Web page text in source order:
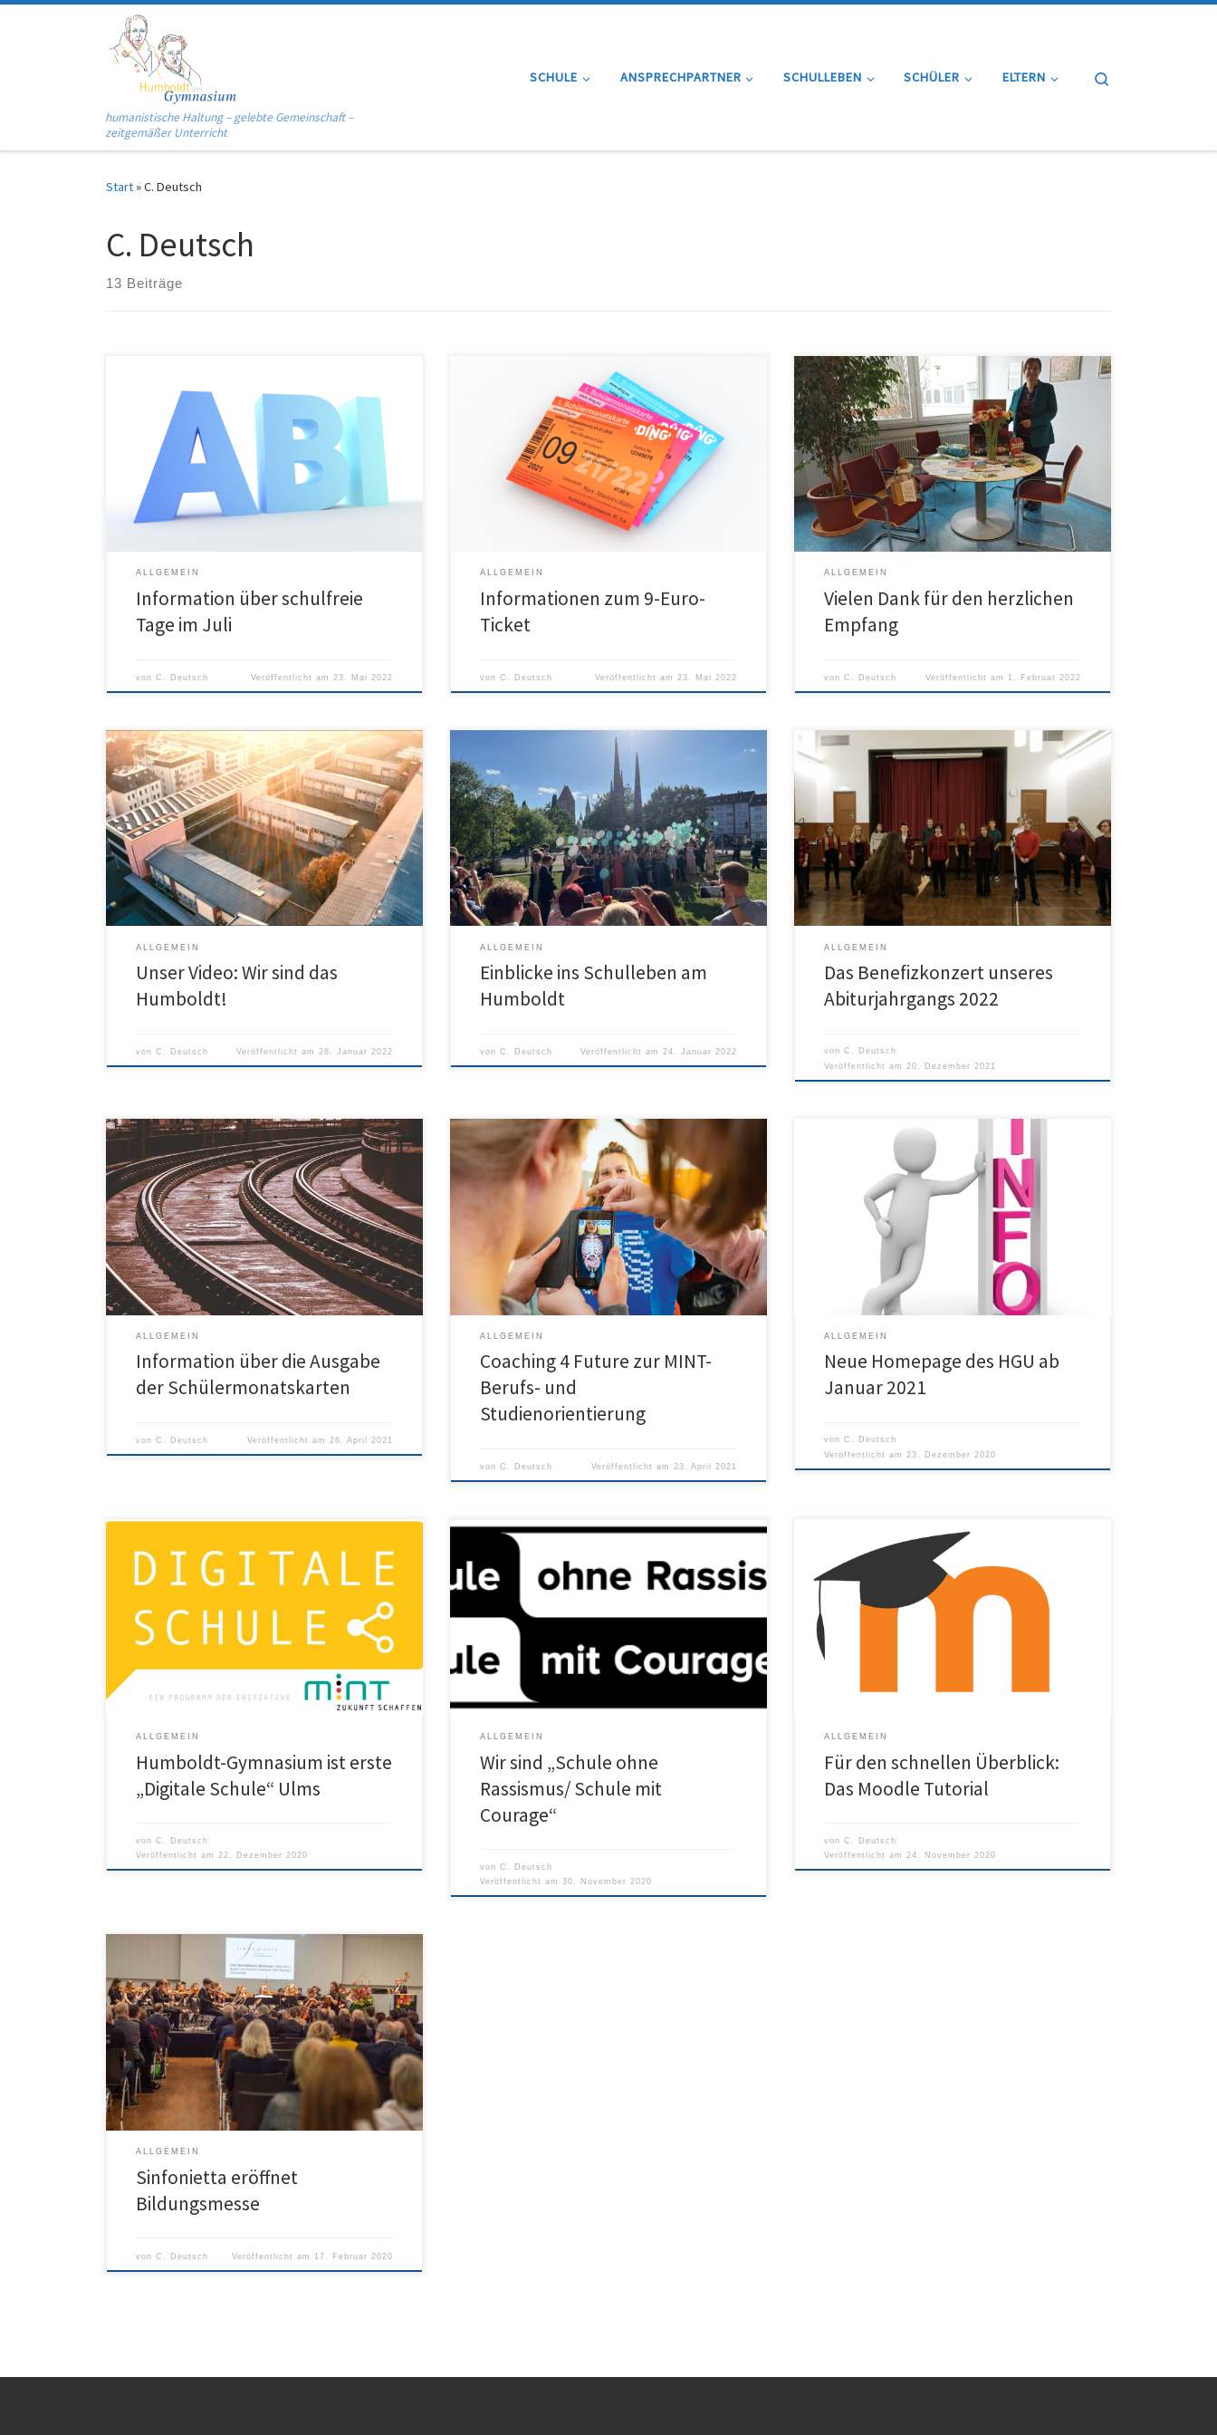
Zum Inhalt springen
humanistische Haltung – gelebte Gemeinschaft –
zeitgemäßer Unterricht
SCHULE ANSPRECHPARTNER SCHULLEBEN SCHÜLER ELTERN
Start»C. Deutsch
C. Deutsch
13 Beiträge
Liebe Schülerinnen und Schüler, liebe Eltern, das
mündliche Abitur naht und mit ihm die organisatorische
Herausforderung, alle Prüfungen mit jeweils doppelter
Lehrkräftebesetzung und mit Vorbereitungsräumen
etc. zu organisieren. Wie in den vergangenen Jahren
werden wir deshalb am ersten Tag des mündlichen
Abiturs – Montag, 27.06.2022 – keinen regulären
Unterricht an […]
ALLGEMEIN
Information über schulfreie
Tage im Juli
vonC. Deutsch Veröffentlicht am 23. Mai 2022
Das 9-Euro-Ticket wird auch Auswirkungen auf die
Schülermonatskarten haben. Wie man an das Ticket
kommt, was man als Monatskarteninhaber oder
Schülermonatskarteninhaber machen muss, kann man
in folgendem Informationsschreiben von DING
nachlesen:
ALLGEMEIN
Informationen zum 9-Euro-
Ticket
vonC. Deutsch Veröffentlicht am 23. Mai 2022
Am 01.02.2022 trete ich nun auch offiziell das Amt als
neue Schulleiterin des Humboldt-Gymnasiums an. An
dieser Stelle möchte ich mich zunächst für den
herzlichen Empfang bedanken, der mir durch die
ganze Schulgemeinschaft des Humboldt bereitet
worden ist. Herzlichen Dank für die zahlreichen
Glückwünsche und Geschenke – sie haben mir […]
ALLGEMEIN
Vielen Dank für den herzlichen
Empfang
vonC. Deutsch Veröffentlicht am 1. Februar 2022
Wir sind das Humboldt – und wir laden alle herzlich
ein, durch dieses Video einen ersten Einblick ins
Humboldt-Gymnasium Ulm zu bekommen. Tolle
Schülerinnen und Schüler, engagierte Lehrerinnen und
Lehrer, ein gutes Verhältnis zu den Eltern und
vielfältige Aktivitäten im und außerhalb des Unterrichts
zeichnen uns aus. Dieser Film unserer […]
ALLGEMEIN
Unser Video: Wir sind das
Humboldt!
vonC. Deutsch Veröffentlicht am 28. Januar 2022
Genauso wichtig wie der Unterricht an sich ist das
gemeinsame Erlebnis. An unserer Schule läuft so vieles
- vom Klettern in der Halle bis zur Exkursion ins
Museum. Hier wollen wir nur einige Impressionen der
vergangenen Monate veröffentlichen - dieser Blog
wird fortlaufen aktualisiert.
ALLGEMEIN
Einblicke ins Schulleben am
Humboldt
vonC. Deutsch Veröffentlicht am 24. Januar 2022
Unser Abiturjahrgang 2022 hat in Eigenregie ein
Benefizkonzert auf die Beine gestellt. Wie bei so
vielen kulturellen Veranstaltungen musste dann ohne
Publikum gespielt werden – um aber dennoch unsere
Schulgemeinschaft und alle Musikbegeisterten daran
teilhaben zu lassen, wurde das Konzert
aufgezeichnet. Viel Vergnügen!
ALLGEMEIN
Das Benefizkonzert unseres
Abiturjahrgangs 2022
vonC. Deutsch
Veröffentlicht am20. Dezember 2021
Wichtige Info! An alle Erziehungsberechtigten welche
die Schülermonatskarten für das 2. Schulhalbjahr 2021
(März – Juli 2021) bisher noch nicht im Sekretariat
abgeholt haben. Bitte holen Sie die
Schülermonatskarten bis spätestens 28.04.2021 im
Sekretariat ab. Abholzeit: Montag – Freitag 8:00 – 13.00
Uhr. Sollte eine Abholung bis zum 28.04.2021 nicht
möglich sein, […]
ALLGEMEIN
Information über die Ausgabe
der Schülermonatskarten
vonC. Deutsch Veröffentlicht am 26. April 2021
Am Dienstag, den 27.4.2021 findet die Veranstaltung
Coaching4Future zur MINT-Berufs- und
Studienorientierung für die JS1 online statt. Hier ein
Auszug aus der unten vollständig abrufbaren
Pressemitteilung: VIRTUELLE BERUFSORIENTIERUNG IN
ULM:MIT COACHING4FUTURE TECHNOLOGIEN UND
BERUFE FÜR MORGEN ERLEBEN Wie sehen die Städte
der Zukunft aus? Warum hilft ein Zufallsprodukt beim
Reinigen […]
ALLGEMEIN
Coaching 4 Future zur MINT-
Berufs- und
Studienorientierung
vonC. Deutsch Veröffentlicht am 23. April 2021
Das neue Jahr steht vor der Tür und auch an unserer
Schule finden laufend Veränderungen statt. Eine
davon sehen Sie vor sich: Unsere neue Homepage löst
die alte – etwas in die Jahre gekommene – Seite ab.
Auch wenn wir versucht haben, alles möglichst
reibungslos umzuziehen, bleibt nicht aus, dass […]
ALLGEMEIN
Neue Homepage des HGU ab
Januar 2021
vonC. Deutsch
Veröffentlicht am23. Dezember 2020
Erste Ulmer Schule mit der Auszeichnung „Digitale
Schule“ Das Humboldt-Gymnasium ist die erste Schule
Ulms, die mit dem Titel „Digitale Schule“ der „Initiative
MINT Zukunft schaffen“ ausgezeichnet worden ist. Seit
Beginn des Schuljahres 2019/20 arbeitete eine
Gruppe aus Lehrerinnen und Lehrern daran, den „Ist-
Zustand“ unserer Ausstattung zu sichten, auf
Funktionalität […]
ALLGEMEIN
Humboldt-Gymnasium ist erste
„Digitale Schule“ Ulms
vonC. Deutsch
Veröffentlicht am22. Dezember 2020
Mitten im ersten Corona-Lockdown des Frühjahrs
erreichte uns die Mitteilung, dass das Humboldt-
Gymnasium Ulm das Siegel „Schule ohne Rassismus /
Schule mit Courage“ führen kann. Die überwältigende
Mehrheit aller am Schulleben teilnehmenden
Personen hat sich für die Teilnahme an diesem
wunderbaren Konzept entschieden. Ein besonderer
ALLGEMEIN
Wir sind „Schule ohne
Rassismus/ Schule mit
Courage“
vonC. Deutsch
Veröffentlicht am30. November 2020
Für unsere Schule wird Moodle immer wichtiger. Für
einen schnellen Überblick gibt es hier das Moodle-
Kurztutorial, das auch schon im Frühjahr auf unserer
alten Homepage zu finden war.
ALLGEMEIN
Für den schnellen Überblick:
Das Moodle Tutorial
vonC. Deutsch
Veröffentlicht am24. November 2020
Die Sinfonietta hat am Donnerstag, den 13.2.2020 die
Eröffnungsveranstaltung der Ulmer Bildungsmesse mit
Kultusministerin Dr. Susanne Eisenmann in der
Donauhalle musikalisch gestaltet. Bei dem gelungenen
Auftritt waren Ausschnitte aus dem aktuellen
Jahresprogramm zu hören.
ALLGEMEIN
Sinfonietta eröffnet
Bildungsmesse
vonC. Deutsch Veröffentlicht am 17. Februar 2020